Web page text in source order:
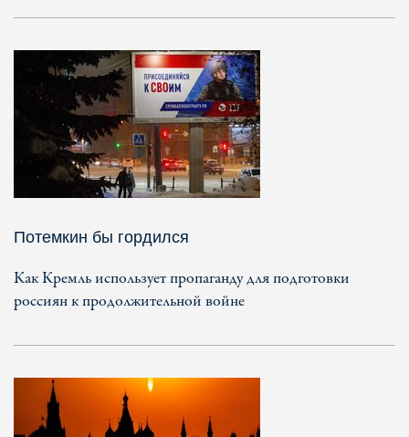
Потемкин бы гордился
Как Кремль использует пропаганду для подготовки
россиян к продолжительной войне